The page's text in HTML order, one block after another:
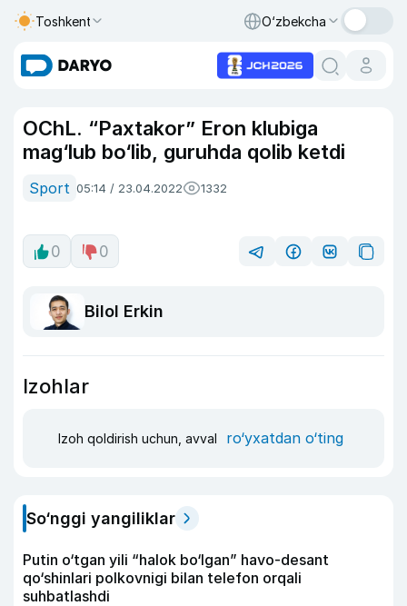
Toshkent O‘zbekcha
OChL. “Paxtakor” Eron klubiga
mag‘lub bo‘lib, guruhda qolib ketdi
Sport 05:14 / 23.04.2022 1332
0 0
Bilol Erkin
Izohlar
Izoh qoldirish uchun, avval ro‘yxatdan o‘ting
So‘nggi yangiliklar
Putin o‘tgan yili “halok bo‘lgan” havo-desant
qo‘shinlari polkovnigi bilan telefon orqali
suhbatlashdi